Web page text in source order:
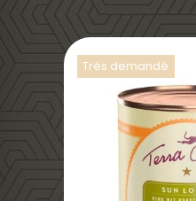
Trés demandé